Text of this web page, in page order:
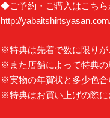
◆ご予約・ご購入はこちら
http://
※特典は先着で数に限りが
※また店舗によって特典の
※実物の年賀状と多少色合
※特典はお買い上げの際に